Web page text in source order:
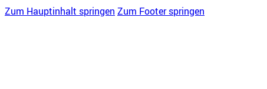
Zum Hauptinhalt springen Zum Footer springen